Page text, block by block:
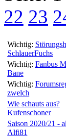
22 23
Wichtig:
SchlauerFuchs
Wichtig: Fanbus
Bane
Wichtig:
zwelch
Wie schauts aus?
Kufenschoner
Saison 2020/21 -
Alfi81